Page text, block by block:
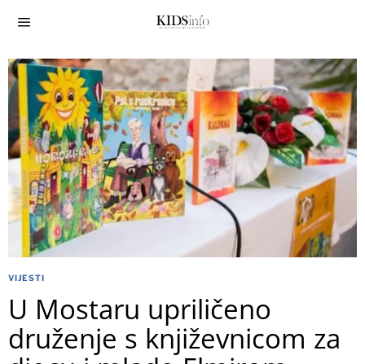
VIJESTI
U Mostaru upriličeno
druženje s književnicom za